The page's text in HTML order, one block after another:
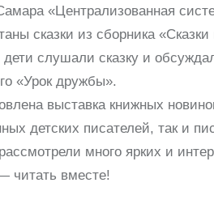
«Централизованная
сказки из сборника
слушали сказку и
«Урок дружбы».
выставка книжных
детских писателей, так и
много ярких и
читать вместе!